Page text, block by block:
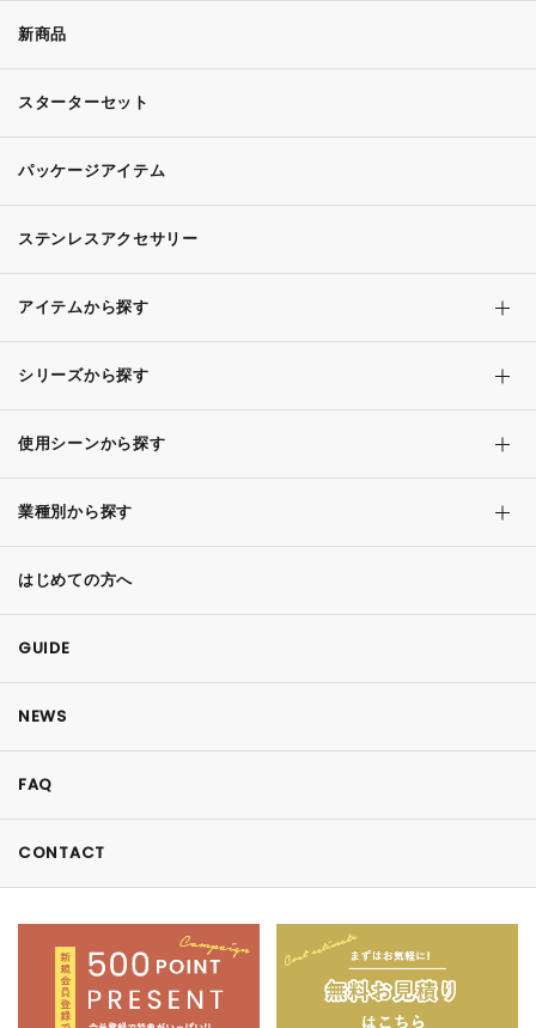
新商品
スターターセット
パッケージアイテム
ステンレスアクセサリー
アイテムから探す
シリーズから探す
使用シーンから探す
業種別から探す
はじめての方へ
GUIDE
NEWS
FAQ
CONTACT